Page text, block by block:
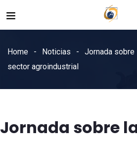
Home Noticias
Jornada sobre
sector agroindustrial
Jornada sobre